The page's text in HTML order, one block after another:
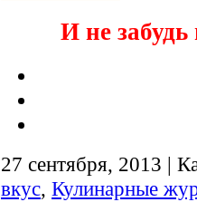
И не забудь
27 сентября, 2013 |
вкус, Кулинарные